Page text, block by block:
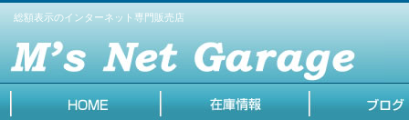
総額表示のインターネット専門販売店